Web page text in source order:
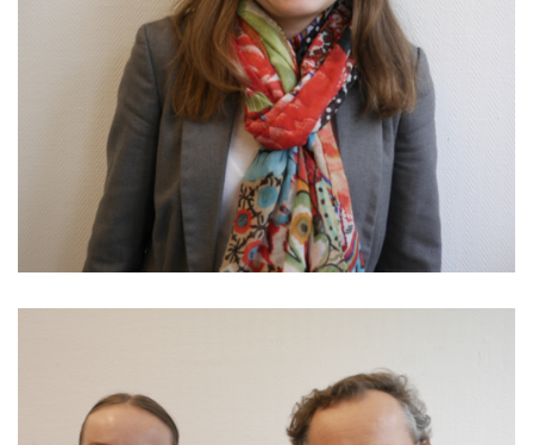
EDUCATION, FORMATION, INSERTION
PROFESSIONNELLE